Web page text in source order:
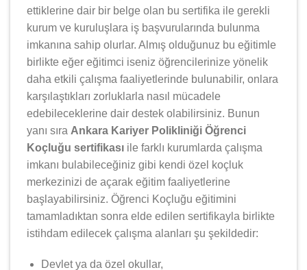
ettiklerine dair bir belge olan bu sertifika ile gerekli
kurum ve kuruluşlara iş başvurularında bulunma
imkanına sahip olurlar. Almış olduğunuz bu eğitimle
birlikte eğer eğitimci iseniz öğrencilerinize yönelik
daha etkili çalışma faaliyetlerinde bulunabilir, onlara
karşılaştıkları zorluklarla nasıl mücadele
edebileceklerine dair destek olabilirsiniz. Bunun
yanı sıra Ankara Kariyer Polikliniği Öğrenci
Koçluğu sertifikası ile farklı kurumlarda çalışma
imkanı bulabileceğiniz gibi kendi özel koçluk
merkezinizi de açarak eğitim faaliyetlerine
başlayabilirsiniz. Öğrenci Koçluğu eğitimini
tamamladıktan sonra elde edilen sertifikayla birlikte
istihdam edilecek çalışma alanları şu şekildedir:
Devlet ya da özel okullar,